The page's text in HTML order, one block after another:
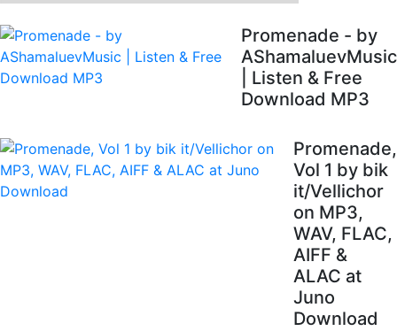
Promenade - by
AShamaluevMusic
| Listen & Free
Download MP3
Promenade,
Vol 1 by bik
it/Vellichor
on MP3,
WAV, FLAC,
AIFF &
ALAC at
Juno
Download